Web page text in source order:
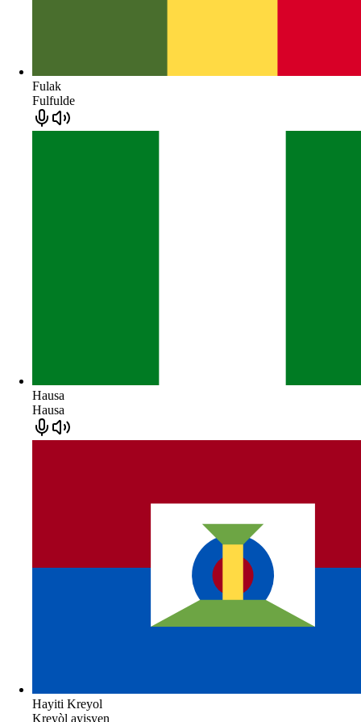
Fulak
Fulfulde
Hausa
Hausa
Hayiti Kreyol
Kreyòl ayisyen